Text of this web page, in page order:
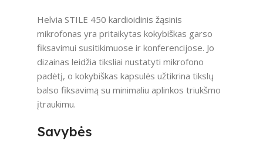
Helvia STILE 450 kardioidinis žąsinis
mikrofonas yra pritaikytas kokybiškas garso
fiksavimui susitikimuose ir konferencijose. Jo
dizainas leidžia tiksliai nustatyti mikrofono
padėtį, o kokybiškas kapsulės užtikrina tikslų
balso fiksavimą su minimaliu aplinkos triukšmo
įtraukimu.
Savybės